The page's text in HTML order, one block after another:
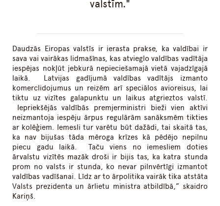
valstīm.
Daudzās Eiropas valstīs ir ierasta prakse, ka valdībai ir
sava vai vairākas lidmašīnas, kas atvieglo valdības vadītāja
iespējas nokļūt jebkurā nepieciešamajā vietā vajadzīgajā
laikā. Latvijas gadījumā valdības vadītājs izmanto
komerclidojumus un reizēm arī speciālos avioreisus, lai
tiktu uz vizītes galapunktu un laikus atgrieztos valstī.
Iepriekšējās valdībās premjerministri bieži vien aktīvi
neizmantoja iespēju ārpus regulārām sanāksmēm tikties
ar kolēģiem. Iemesli tur varētu būt dažādi, tai skaitā tas,
ka nav bijušas tāda mēroga krīzes kā pēdējo nepilnu
piecu gadu laikā. Taču viens no iemesliem doties
ārvalstu vizītēs mazāk droši ir bijis tas, ka katra stunda
prom no valsts ir stunda, ko nevar pilnvērtīgi izmantot
valdības vadīšanai. Līdz ar to ārpolitika vairāk tika atstāta
Valsts prezidenta un ārlietu ministra atbildībā,” skaidro
Kariņš.